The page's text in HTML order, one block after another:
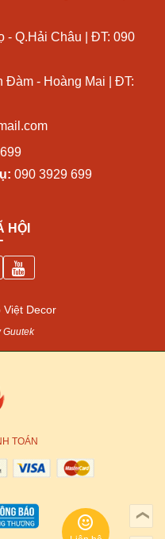
- Q.Hải Châu | ĐT: 090
Đàm - Hoàng Mai | ĐT:
090 3929 699
HỘI
Việt Decor
Guutek
TOÁN
❯